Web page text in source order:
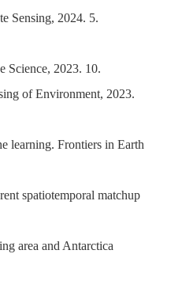
Sensing, 2024. 5.
Science, 2023. 10.
of Environment, 2023.
learning. Frontiers in Earth
spatiotemporal matchup
area and Antarctica